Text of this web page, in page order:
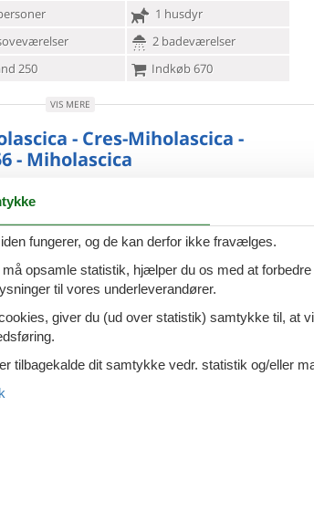
1 husdyr
2 badeværelser
250
Indkøb 670
VIS MERE
- Cres-Miholascica -
- Miholascica
jeres ferie i naturen og meget tæt på havet? Så
sommerhus det rigtige valg for jer! I kommer til at
sommerhus ca.
1 husdyr
3 badeværelser
200
Indkøb 1000
VIS MERE
- Cres/Martinšcica
fungerer, og de kan derfor ikke fravælges.
opsamle statistik, hjælper du os med at
til vores underleverandører.
giver du (ud over statistik) samtykke til, at
tilbagekalde dit samtykke vedr. statistik og/eller